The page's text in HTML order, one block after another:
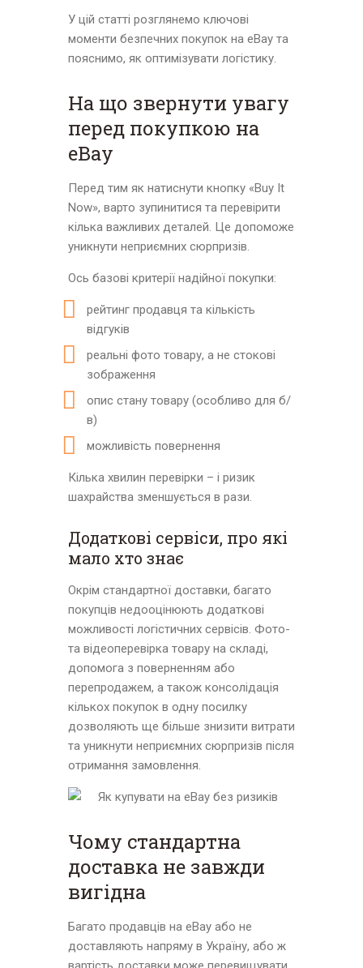
У цій статті розглянемо ключові
моменти безпечних покупок на eBay та
пояснимо, як оптимізувати логістику.
На що звернути увагу
перед покупкою на
eBay
Перед тим як натиснути кнопку «Buy It
Now», варто зупинитися та перевірити
кілька важливих деталей. Це допоможе
уникнути неприємних сюрпризів.
Ось базові критерії надійної покупки:
рейтинг продавця та кількість
відгуків
реальні фото товару, а не стокові
зображення
опис стану товару (особливо для б/
в)
можливість повернення
Кілька хвилин перевірки – і ризик
шахрайства зменшується в рази.
Додаткові сервіси, про які
мало хто знає
Окрім стандартної доставки, багато
покупців недооцінюють додаткові
можливості логістичних сервісів. Фото-
та відеоперевірка товару на складі,
допомога з поверненням або
перепродажем, а також консолідація
кількох покупок в одну посилку
дозволяють ще більше знизити витрати
та уникнути неприємних сюрпризів після
отримання замовлення.
Чому стандартна
доставка не завжди
вигідна
Багато продавців на eBay або не
доставляють напряму в Україну, або ж